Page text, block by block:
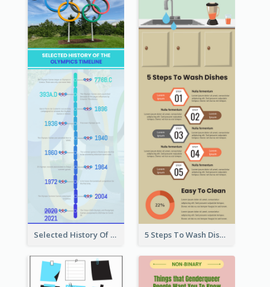
Selected History Of Olympics Timeline Infographic 5 Steps To Wash Dishes Infographic